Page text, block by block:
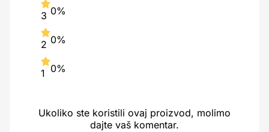
3 0%
2 0%
1 0%
Ukoliko ste koristili ovaj proizvod, molimo
dajte vaš komentar.